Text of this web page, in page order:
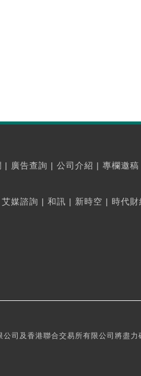
| 廣告查詢 | 公司介紹 | 專欄邀稿
艾媒諮詢 | 和訊 | 新時空 | 時代財
公司及香港聯合交易所有限公司將盡